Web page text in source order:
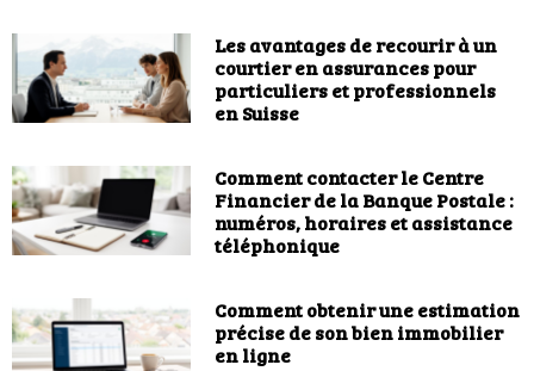
Les avantages de recourir à un
courtier en assurances pour
particuliers et professionnels
en Suisse
Comment contacter le Centre
Financier de la Banque Postale :
numéros, horaires et assistance
téléphonique
Comment obtenir une estimation
précise de son bien immobilier
en ligne